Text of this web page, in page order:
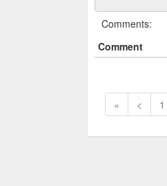
Comments:
Comment
« < 1